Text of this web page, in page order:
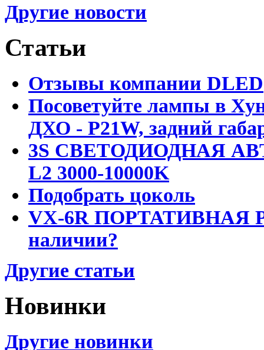
Другие новости
Статьи
Отзывы компании DLED
Посоветуйте лампы в
ДХО - P21W, задний
3S СВЕТОДИОДНАЯ
L2 3000-10000K
Подобрать цоколь
VX-6R ПОРТАТИВНАЯ
наличии?
Другие статьи
Новинки
Другие новинки